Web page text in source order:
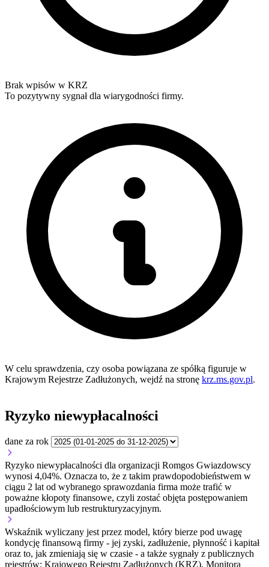
Brak wpisów w KRZ
To pozytywny sygnał dla wiarygodności firmy.
W celu sprawdzenia, czy osoba powiązana ze spółką figuruje w
Krajowym Rejestrze Zadłużonych, wejdź na stronę krz.ms.gov.pl.
Ryzyko niewypłacalności
dane za rok
Ryzyko niewypłacalności dla organizacji Romgos Gwiazdowscy
wynosi 4,04%. Oznacza to, że z takim prawdopodobieństwem w
ciągu 2 lat od wybranego sprawozdania firma może trafić w
poważne kłopoty finansowe, czyli zostać objęta postępowaniem
upadłościowym lub restrukturyzacyjnym.
Wskaźnik wyliczany jest przez model, który bierze pod uwagę
kondycję finansową firmy - jej zyski, zadłużenie, płynność i kapitał
oraz to, jak zmieniają się w czasie - a także sygnały z publicznych
rejestrów: Krajowego Rejestru Zadłużonych (KRZ), Monitora